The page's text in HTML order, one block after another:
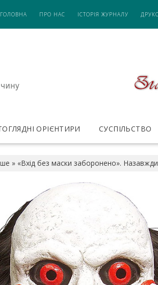
ГОЛОВНА ПРО НАС ІСТОРІЯ ЖУРНАЛУ
ОРІЄНТИРИ СУСПІЛЬСТВО
» «Вхід без маски заборонено». Назавжди